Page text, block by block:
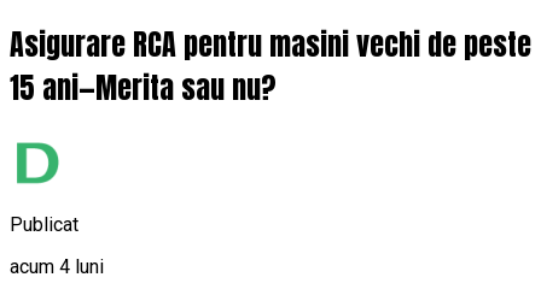
Asigurare RCA pentru masini vechi de peste
15 ani—Merita sau nu?
Publicat
acum 4 luni